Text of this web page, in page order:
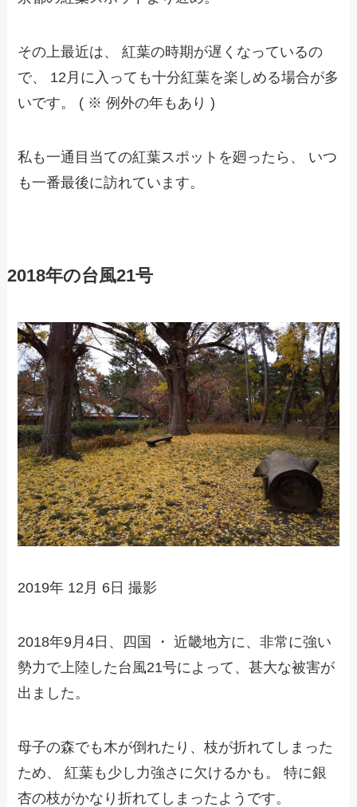
その上最近は、 紅葉の時期が遅くなっているの
で、 12月に入っても十分紅葉を楽しめる場合が多
いです。 ( ※ 例外の年もあり )
私も一通目当ての紅葉スポットを廻ったら、 いつ
も一番最後に訪れています。
2018年の台風21号
2019年 12月 6日 撮影
2018年9月4日、四国 ・ 近畿地方に、非常に強い
勢力で上陸した台風21号によって、甚大な被害が
出ました。
母子の森でも木が倒れたり、枝が折れてしまった
ため、 紅葉も少し力強さに欠けるかも。 特に銀
杏の枝がかなり折れてしまったようです。